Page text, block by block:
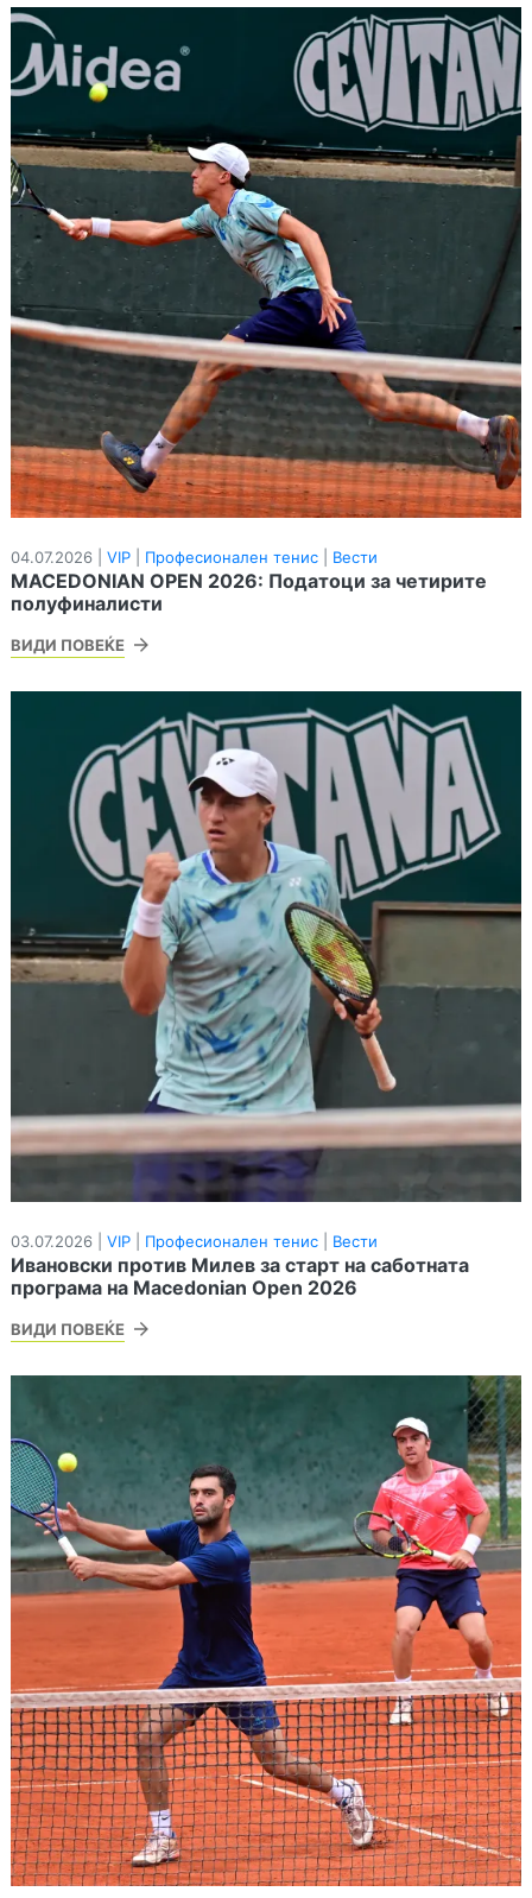
04.07.2026 | VIP Професионален тенис Вести
MACEDONIAN OPEN 2026: Податоци за четирите
полуфиналисти
ВИДИ ПОВЕЌЕ
03.07.2026 | VIP Професионален тенис Вести
Ивановски против Милев за старт на саботната
програма на Macedonian Open 2026
ВИДИ ПОВЕЌЕ